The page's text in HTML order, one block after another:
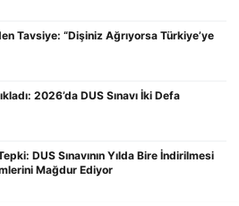
Tavsiye: “Dişiniz Ağrıyorsa Türkiye’ye
2026’da DUS Sınavı İki Defa
DUS Sınavının Yılda Bire İndirilmesi
Mağdur Ediyor